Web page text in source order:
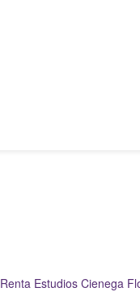
Renta Estudios Cienega